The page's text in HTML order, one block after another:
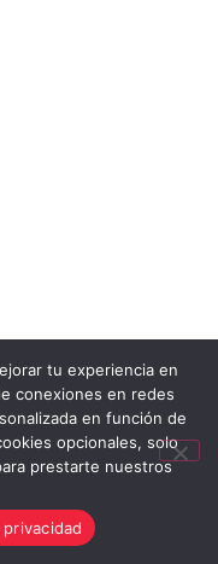
tu experiencia en
conexiones en redes
en función de
opcionales, solo
prestarte nuestros